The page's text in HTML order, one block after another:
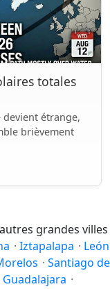
totales
devient étrange,
brièvement
grandes villes
· Iztapalapa · León
· Santiago de
Guadalajara ·